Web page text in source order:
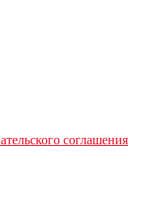
соглашения